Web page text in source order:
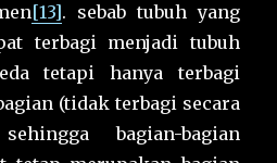
[13]. sebab tubuh yang
terbagi menjadi tubuh
tetapi hanya terbagi
(tidak terbagi secara
bagian-bagian